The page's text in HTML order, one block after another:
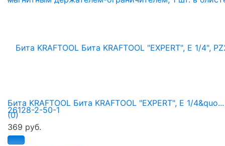
Бита KRAFTOOL Бита KRAFTOOL "ЕХPERT", E 1/4&quo...
(0)
369 руб.